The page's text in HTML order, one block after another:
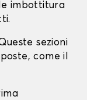
imbottitura
sezioni
come il